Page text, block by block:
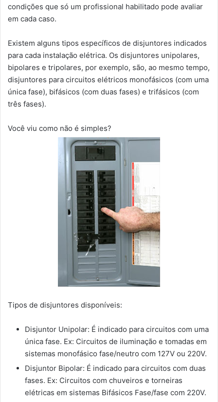
condições que só um profissional habilitado pode avaliar
em cada caso.
Existem alguns tipos específicos de disjuntores indicados
para cada instalação elétrica. Os disjuntores unipolares,
bipolares e tripolares, por exemplo, são, ao mesmo tempo,
disjuntores para circuitos elétricos monofásicos (com uma
única fase), bifásicos (com duas fases) e trifásicos (com
três fases).
Você viu como não é simples?
Tipos de disjuntores disponíveis:
Disjuntor Unipolar: É indicado para circuitos com uma
única fase. Ex: Circuitos de iluminação e tomadas em
sistemas monofásico fase/neutro com 127V ou 220V.
Disjuntor Bipolar: É indicado para circuitos com duas
fases. Ex: Circuitos com chuveiros e torneiras
elétricas em sistemas Bifásicos Fase/fase com 220V.